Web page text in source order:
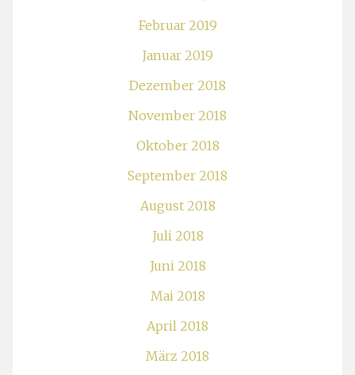
Februar 2019
Januar 2019
Dezember 2018
November 2018
Oktober 2018
September 2018
August 2018
Juli 2018
Juni 2018
Mai 2018
April 2018
März 2018